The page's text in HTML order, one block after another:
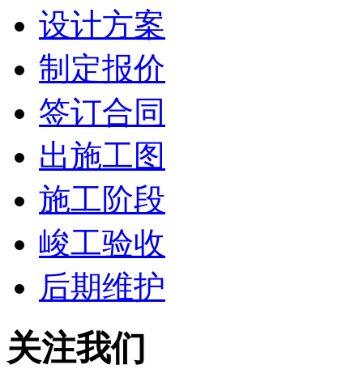
设计方案
制定报价
签订合同
出施工图
施工阶段
峻工验收
后期维护
关注我们